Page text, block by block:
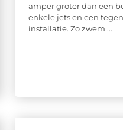
amper groter dan een
enkele jets en een
installatie. Zo zwem ...